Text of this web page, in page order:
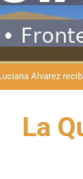
Natación inclusiva
La Quiaca
Álvarez
La Quiaca
La